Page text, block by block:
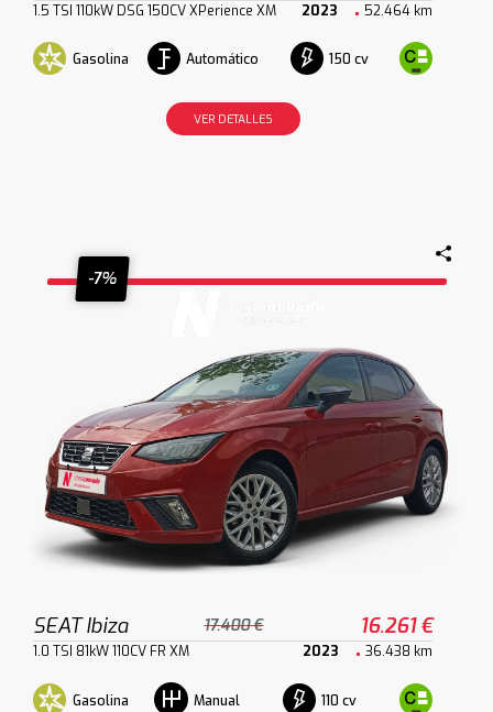
1.5 TSI 110kW DSG 150CV XPerience XM 2023 52.464 km
Gasolina Automático 150 cv
VER DETALLES
-7%
SEAT Ibiza 17.400 € 16.261 €
1.0 TSI 81kW 110CV FR XM 2023 36.438 km
Gasolina Manual 110 cv